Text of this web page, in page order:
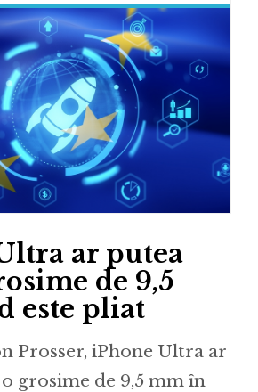
ar putea
de 9,5
este pliat
Prosser, iPhone Ultra ar
grosime de 9,5 mm în